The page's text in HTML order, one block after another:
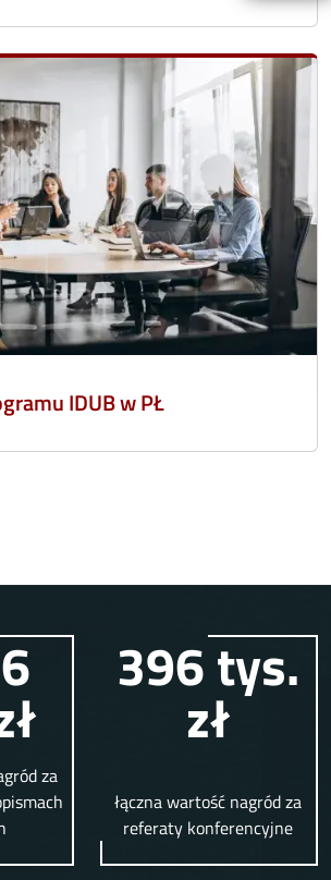
IDUB w PŁ
za
396 tys.
zł
łączna wartość nagród za
referaty konferencyjne